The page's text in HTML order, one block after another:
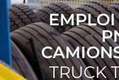
EMPLOI
TRUCK